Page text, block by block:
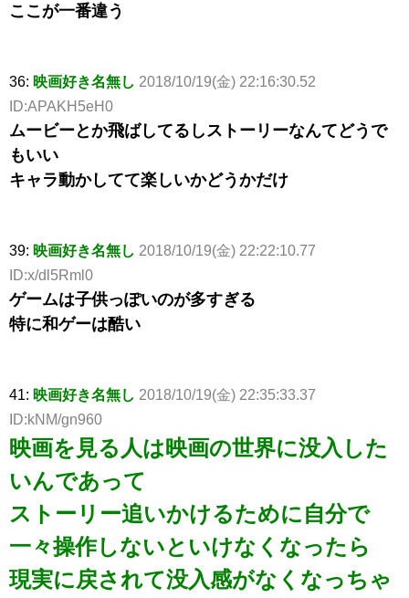
ここが一番違う
36: 映画好き名無し 2018/10/19(金) 22:16:30.52
ID:APAKH5eH0
ムービーとか飛ばしてるしストーリーなんてどうで
もいい
キャラ動かしてて楽しいかどうかだけ
39: 映画好き名無し 2018/10/19(金) 22:22:10.77
ID:x/dl5Rml0
ゲームは子供っぽいのが多すぎる
特に和ゲーは酷い
41: 映画好き名無し 2018/10/19(金) 22:35:33.37
ID:kNM/gn960
映画を見る人は映画の世界に没入した
いんであって
ストーリー追いかけるために自分で
一々操作しないといけなくなったら
現実に戻されて没入感がなくなっちゃ